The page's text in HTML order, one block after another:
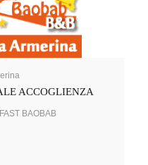
ACCOGLIENZA
BAOBAB